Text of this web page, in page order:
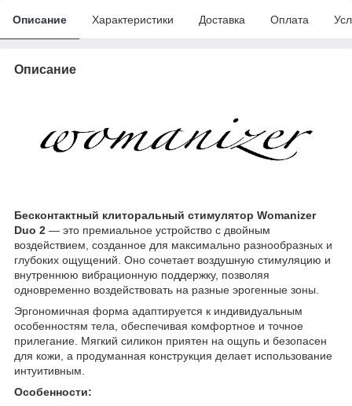
Описание Характеристики Доставка Оплата
Описание
Бесконтактный клиторальный стимулятор Womanizer
Duo 2 — это премиальное устройство с двойным
воздействием, созданное для максимально разнообразных и
глубоких ощущений. Оно сочетает воздушную стимуляцию и
внутреннюю вибрационную поддержку, позволяя
одновременно воздействовать на разные эрогенные зоны.
Эргономичная форма адаптируется к индивидуальным
особенностям тела, обеспечивая комфортное и точное
прилегание. Мягкий силикон приятен на ощупь и безопасен
для кожи, а продуманная конструкция делает использование
интуитивным.
Особенности: